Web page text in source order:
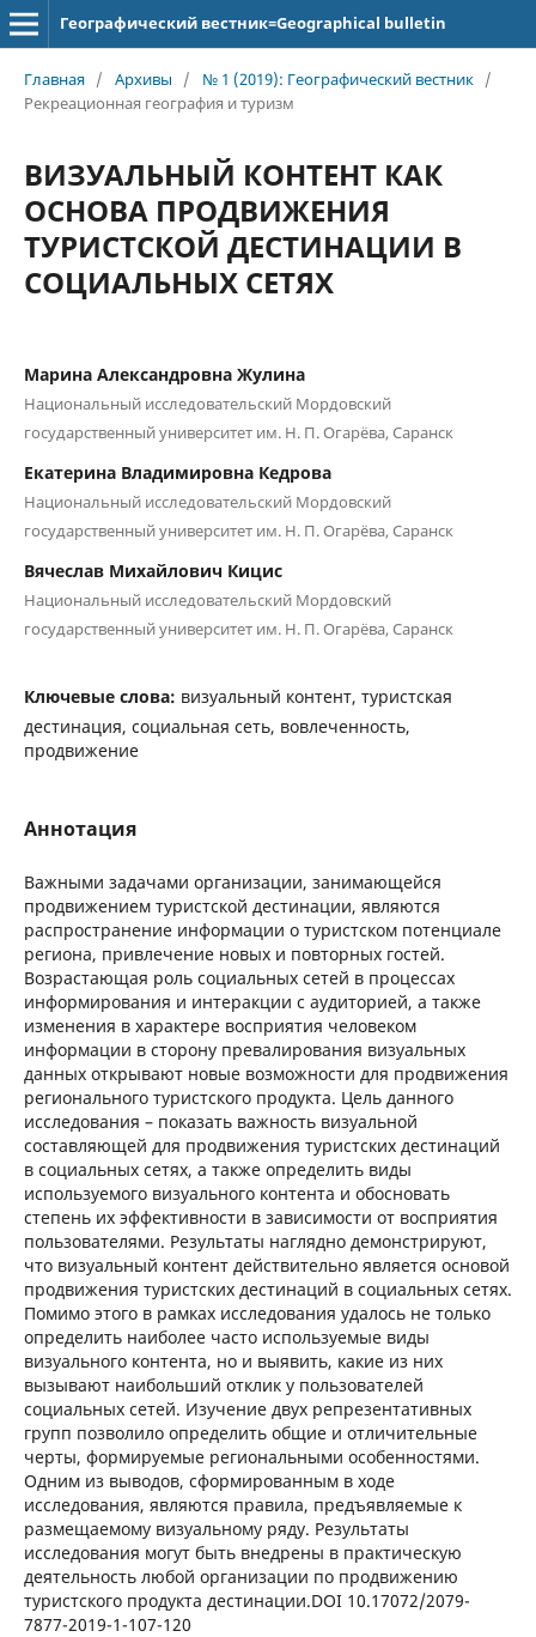
Географический вестник=Geographical bulletin
Главная / Архивы / № 1 (2019): Географический вестник /
Рекреационная география и туризм
ВИЗУАЛЬНЫЙ КОНТЕНТ КАК
ОСНОВА ПРОДВИЖЕНИЯ
ТУРИСТСКОЙ ДЕСТИНАЦИИ В
СОЦИАЛЬНЫХ СЕТЯХ
Марина Александровна Жулина
Национальный исследовательский Мордовский
государственный университет им. Н. П. Огарёва, Саранск
Екатерина Владимировна Кедрова
Национальный исследовательский Мордовский
государственный университет им. Н. П. Огарёва, Саранск
Вячеслав Михайлович Кицис
Национальный исследовательский Мордовский
государственный университет им. Н. П. Огарёва, Саранск
Ключевые слова: визуальный контент, туристская
дестинация, социальная сеть, вовлеченность,
продвижение
Аннотация
Важными задачами организации, занимающейся
продвижением туристской дестинации, являются
распространение информации о туристском потенциале
региона, привлечение новых и повторных гостей.
Возрастающая роль социальных сетей в процессах
информирования и интеракции с аудиторией, а также
изменения в характере восприятия человеком
информации в сторону превалирования визуальных
данных открывают новые возможности для продвижения
регионального туристского продукта. Цель данного
исследования – показать важность визуальной
составляющей для продвижения туристских дестинаций
в социальных сетях, а также определить виды
используемого визуального контента и обосновать
степень их эффективности в зависимости от восприятия
пользователями. Результаты наглядно демонстрируют,
что визуальный контент действительно является основой
продвижения туристских дестинаций в социальных сетях.
Помимо этого в рамках исследования удалось не только
определить наиболее часто используемые виды
визуального контента, но и выявить, какие из них
вызывают наибольший отклик у пользователей
социальных сетей. Изучение двух репрезентативных
групп позволило определить общие и отличительные
черты, формируемые региональными особенностями.
Одним из выводов, сформированным в ходе
исследования, являются правила, предъявляемые к
размещаемому визуальному ряду. Результаты
исследования могут быть внедрены в практическую
деятельность любой организации по продвижению
туристского продукта дестинации.DOI 10.17072/2079-
7877-2019-1-107-120